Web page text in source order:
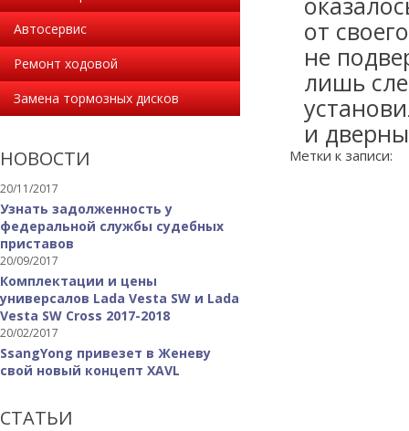
Автосервис
Ремонт ходовой
Замена тормозных дисков
НОВОСТИ
20/11/2017
Узнать задолженность у
федеральной службы судебных
приставов
20/09/2017
Комплектации и цены
универсалов Lada Vesta SW и Lada
Vesta SW Cross 2017-2018
20/02/2017
SsangYong привезет в Женеву
свой новый концепт XAVL
СТАТЬИ
от
не
лишь
и
Метки к записи: